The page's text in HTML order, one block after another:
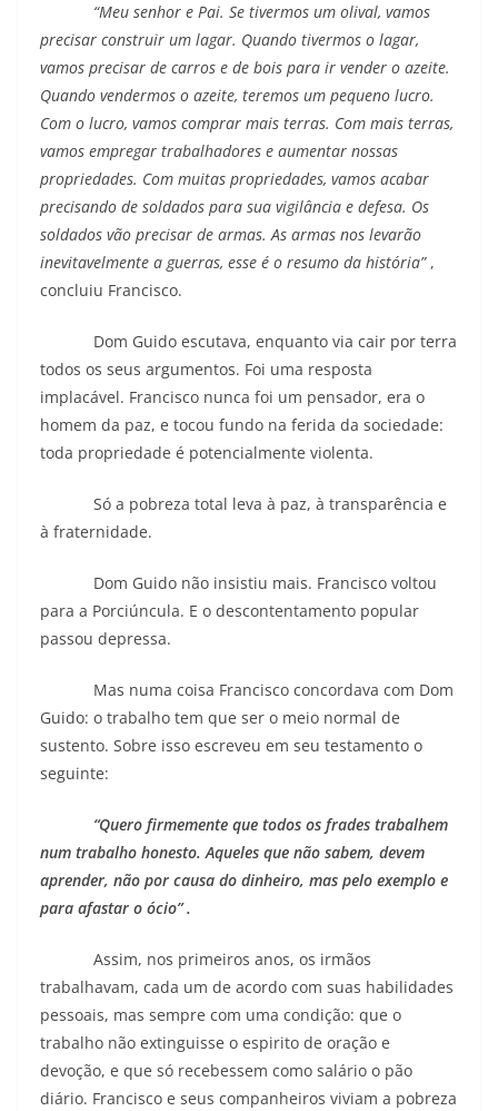
“Meu senhor e Pai. Se tivermos um olival, vamos
precisar construir um lagar. Quando tivermos o lagar,
vamos precisar de carros e de bois para ir vender o azeite.
Quando vendermos o azeite, teremos um pequeno lucro.
Com o lucro, vamos comprar mais terras. Com mais terras,
vamos empregar trabalhadores e aumentar nossas
propriedades. Com muitas propriedades, vamos acabar
precisando de soldados para sua vigilância e defesa. Os
soldados vão precisar de armas. As armas nos levarão
inevitavelmente a guerras, esse é o resumo da história”,
concluiu Francisco.
Dom Guido escutava, enquanto via cair por terra
todos os seus argumentos. Foi uma resposta
implacável. Francisco nunca foi um pensador, era o
homem da paz, e tocou fundo na ferida da sociedade:
toda propriedade é potencialmente violenta.
Só a pobreza total leva à paz, à transparência e
à fraternidade.
Dom Guido não insistiu mais. Francisco voltou
para a Porciúncula. E o descontentamento popular
passou depressa.
Mas numa coisa Francisco concordava com Dom
Guido: o trabalho tem que ser o meio normal de
sustento. Sobre isso escreveu em seu testamento o
seguinte:
“Quero firmemente que todos os frades trabalhem
num trabalho honesto. Aqueles que não sabem, devem
aprender, não por causa do dinheiro, mas pelo exemplo e
para afastar o ócio” .
Assim, nos primeiros anos, os irmãos
trabalhavam, cada um de acordo com suas habilidades
pessoais, mas sempre com uma condição: que o
trabalho não extinguisse o espirito de oração e
devoção, e que só recebessem como salário o pão
diário. Francisco e seus companheiros viviam a pobreza